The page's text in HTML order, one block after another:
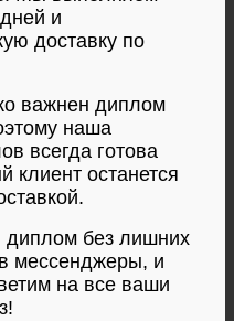
и
доставку по
важнен диплом
наша
всегда готова
клиент останется
диплом без лишних
мессенджеры, и
на все ваши